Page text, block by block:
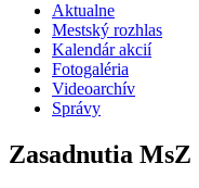
Aktualne
Mestský rozhlas
Kalendár akcií
Fotogaléria
Videoarchív
Správy
Zasadnutia MsZ